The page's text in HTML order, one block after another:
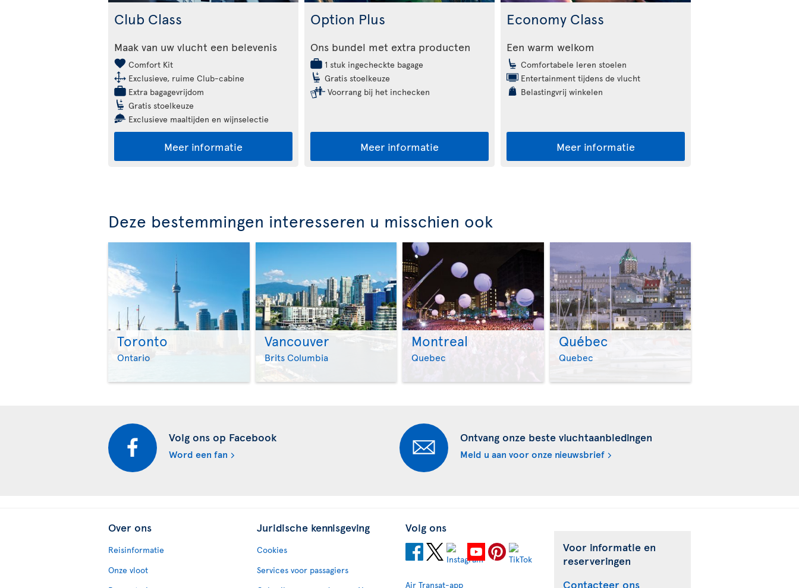
Club Class
Maak van uw vlucht een belevenis
Comfort Kit
Exclusieve, ruime Club-cabine
Extra bagagevrijdom
Gratis stoelkeuze
Exclusieve maaltijden en wijnselectie
Meer informatie
Option Plus
Ons bundel met extra producten
1 stuk ingecheckte bagage
Gratis stoelkeuze
Voorrang bij het inchecken
Meer informatie
Economy Class
Een warm welkom
Comfortabele leren stoelen
Entertainment tijdens de vlucht
Belastingvrij winkelen
Meer informatie
Deze bestemmingen interesseren u misschien ook
Toronto
Ontario >
Vancouver
Brits Columbia >
Montreal
Quebec >
Québec
Quebec
Volg ons op Facebook
Word een fan
Ontvang onze beste vluchtaanbiedingen
Meld u aan voor onze nieuwsbrief
Over ons
Reisinformatie
Onze vloot
Juridische kennisgeving
Cookies
Services voor passagiers
Volg ons
Air Transat-app
Voor informatie en
reserveringen
Contacteer ons